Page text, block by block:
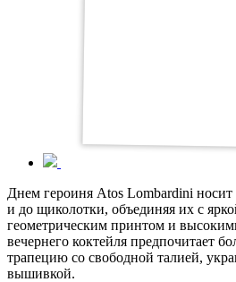
Днем героиня Atos Lombardini
и до щиколотки, объединяя их с
геометрическим принтом и
вечернего коктейля предпочитает
трапецию со свободной талией,
вышивкой.